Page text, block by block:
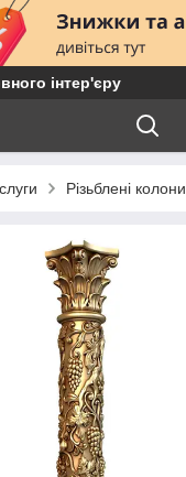
інтер'єру
Різьблені колони